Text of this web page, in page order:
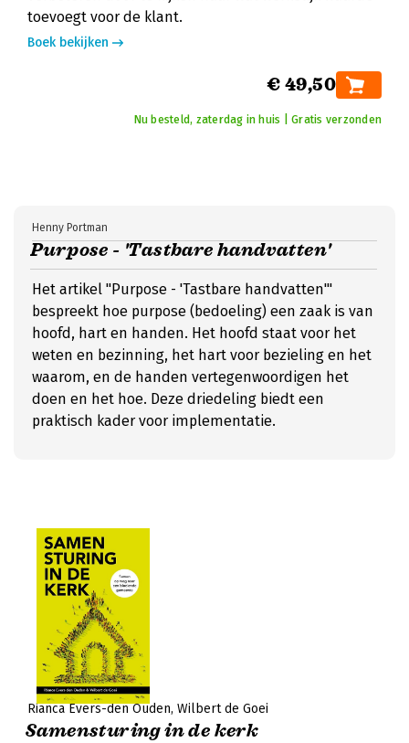
toevoegt voor de klant.
Boek bekijken
€ 49,50
Nu besteld, zaterdag in huis | Gratis verzonden
Purpose - 'Tastbare handvatten'
Henny Portman
Het artikel "Purpose - 'Tastbare handvatten'"
bespreekt hoe purpose (bedoeling) een zaak is van
hoofd, hart en handen. Het hoofd staat voor het
weten en bezinning, het hart voor bezieling en het
waarom, en de handen vertegenwoordigen het
doen en het hoe. Deze driedeling biedt een
praktisch kader voor implementatie.
Rianca Evers-den Ouden Wilbert de Goei
Samensturing in de kerk